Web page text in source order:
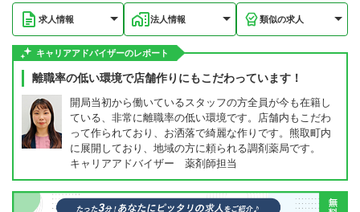
求人情報 法人情報 類似の求人
キャリアアドバイザーのレポート
離職率の低い環境で店舗作りにもこだわっています！
開局当初から働いているスタッフの方全員が今も在籍し
ている、非常に離職率の低い環境です。店舗内もこだわ
って作られており、お洒落で綺麗な作りです。熊取町内
に展開しており、地域の方に頼られる調剤薬局です。
キャリアアドバイザー 薬剤師担当